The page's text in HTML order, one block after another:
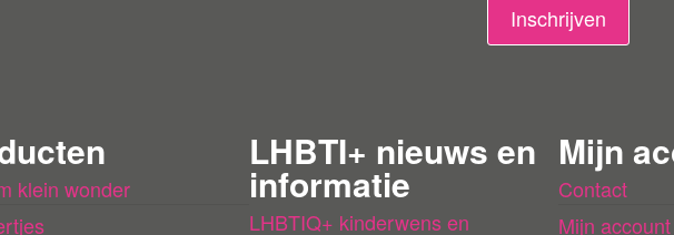
Inschrijven
klein wonder
LHBTI+ nieuws en
informatie
LHBTIQ+ kinderwens en
Mijn
Contact
Mijn account